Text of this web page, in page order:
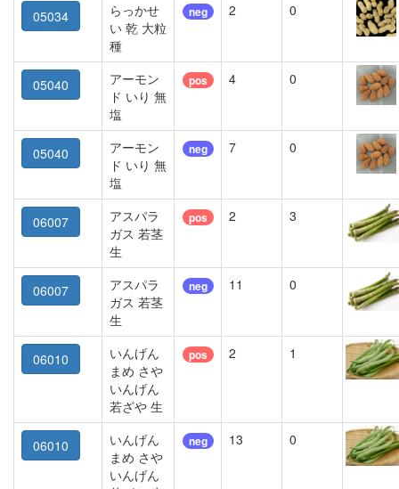
05034
らっかせ
い 乾 大粒
種
neg 2 0
05040
アーモン
ド いり 無
塩
pos 4 0
05040
アーモン
ド いり 無
塩
neg 7 0
06007
アスパラ
ガス 若茎
生
pos 2 3
06007
アスパラ
ガス 若茎
生
neg 11 0
06010
いんげん
まめ さや
いんげん
若ざや 生
pos 2 1
06010
いんげん
まめ さや
いんげん
neg 13 0